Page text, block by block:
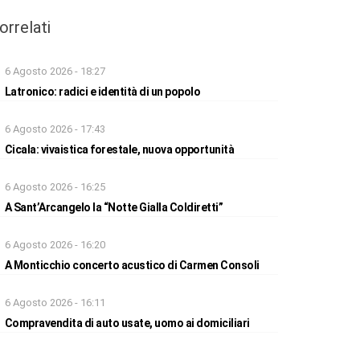
6 Agosto 2026 - 18:27
Latronico: radici e identità di un popolo
6 Agosto 2026 - 17:43
Cicala: vivaistica forestale, nuova opportunità
6 Agosto 2026 - 16:25
A Sant’Arcangelo la “Notte Gialla Coldiretti”
6 Agosto 2026 - 16:20
A Monticchio concerto acustico di Carmen Consoli
6 Agosto 2026 - 16:11
Compravendita di auto usate, uomo ai domiciliari